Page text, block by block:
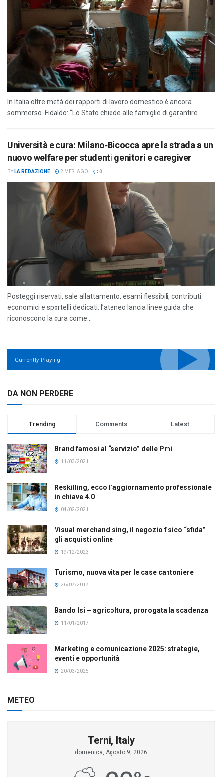
In Italia oltre metà dei rapporti di lavoro domestico è ancora
sommerso. Fidaldo: “Lo Stato chiede alle famiglie di garantire...
Università e cura: Milano‑Bicocca apre la strada a un
nuovo welfare per studenti genitori e caregiver
BY LA REDAZIONE 2 MESI AGO 0
Posteggi riservati, sale allattamento, esami flessibili, contributi
economici e sportelli dedicati: l’ateneo lancia linee guida che
riconoscono la cura come...
Currently Playing
DA NON PERDERE
Trending Comments Latest
Brand famosi al “servizio” delle Pmi
11/03/2021
Reskilling, ecco l’aggiornamento professionale
in chiave 4.0
04/02/2021
Visual merchandising, il negozio fisico “sfida”
gli acquisti online
19/12/2023
Turismo, nuova vita per le case cantoniere
26/07/2017
Bando Isi – agricoltura, prorogata la scadenza
11/01/2017
Marketing e comunicazione 2025: strategie,
eventi e opportunità
20/03/2025
METEO
Terni, Italy
domenica, Agosto 9, 2026